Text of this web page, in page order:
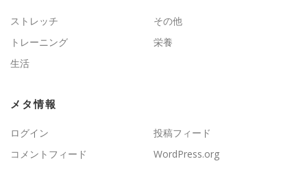
ストレッチ
その他
トレーニング
栄養
生活
メタ情報
ログイン
投稿フィード
コメントフィード
WordPress.org